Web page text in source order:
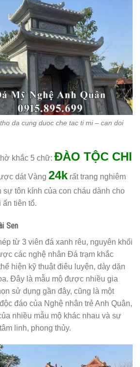
da cung duoc che tac ti mi – can doi
khắc 5 chữ: ĐÀO TỘC CHI
dát Vàng 24k rất trang nghiêm
sự tôn kính của con cháu dành cho
ấn tiên tổ.
Sen
từ 3 viên đá xanh rêu, nguyên khối
các nghệ nhân Đá trạm khắc
hiện kỹ thuật điêu luyện, dày dặn
Đây là mẫu mộ được nhiều gia
sử dụng gần đây, cũng là một
đáo của Nghệ nhân trẻ Anh Quân,
nhiều mẫu mộ khác nhau và sự
linh, phong thủy.